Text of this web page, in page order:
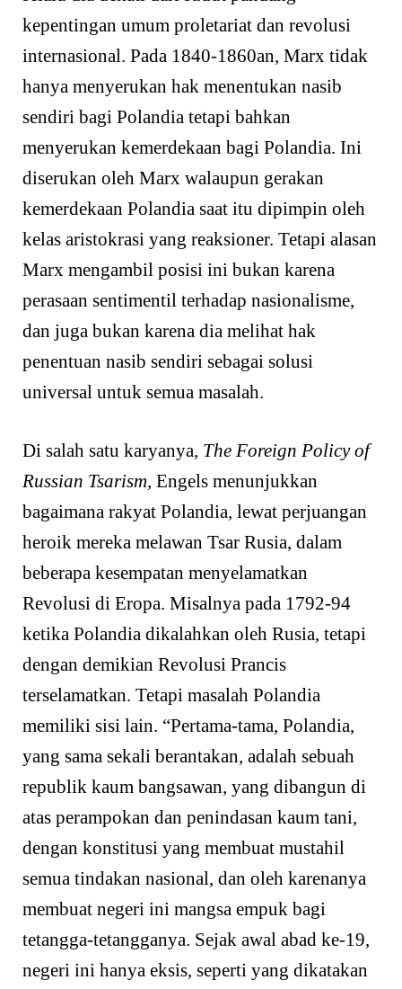
kepentingan umum proletariat dan revolusi
internasional. Pada 1840-1860an, Marx tidak
hanya menyerukan hak menentukan nasib
sendiri bagi Polandia tetapi bahkan
menyerukan kemerdekaan bagi Polandia. Ini
diserukan oleh Marx walaupun gerakan
kemerdekaan Polandia saat itu dipimpin oleh
kelas aristokrasi yang reaksioner. Tetapi alasan
Marx mengambil posisi ini bukan karena
perasaan sentimentil terhadap nasionalisme,
dan juga bukan karena dia melihat hak
penentuan nasib sendiri sebagai solusi
universal untuk semua masalah.
Di salah satu karyanya, The Foreign Policy of
Russian Tsarism, Engels menunjukkan
bagaimana rakyat Polandia, lewat perjuangan
heroik mereka melawan Tsar Rusia, dalam
beberapa kesempatan menyelamatkan
Revolusi di Eropa. Misalnya pada 1792-94
ketika Polandia dikalahkan oleh Rusia, tetapi
dengan demikian Revolusi Prancis
terselamatkan. Tetapi masalah Polandia
memiliki sisi lain. “Pertama-tama, Polandia,
yang sama sekali berantakan, adalah sebuah
republik kaum bangsawan, yang dibangun di
atas perampokan dan penindasan kaum tani,
dengan konstitusi yang membuat mustahil
semua tindakan nasional, dan oleh karenanya
membuat negeri ini mangsa empuk bagi
tetangga-tetangganya. Sejak awal abad ke-19,
negeri ini hanya eksis, seperti yang dikatakan